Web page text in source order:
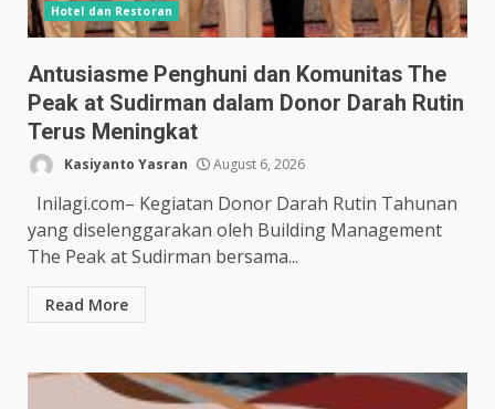
Hotel dan Restoran
Antusiasme Penghuni dan Komunitas The
Peak at Sudirman dalam Donor Darah Rutin
Terus Meningkat
Kasiyanto Yasran August 6, 2026
Inilagi.com– Kegiatan Donor Darah Rutin Tahunan
yang diselenggarakan oleh Building Management
The Peak at Sudirman bersama...
Read More